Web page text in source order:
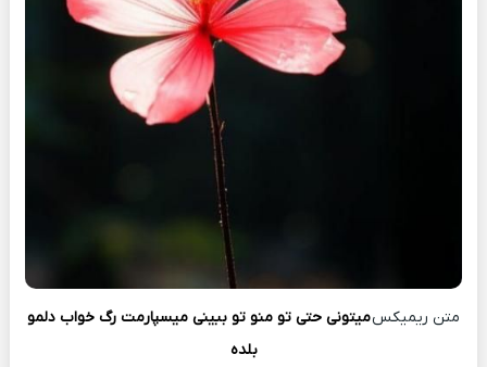
متن ریمیکسمیتونی حتی تو منو تو ببینی میسپارمت رگ خواب دلمو
بلده